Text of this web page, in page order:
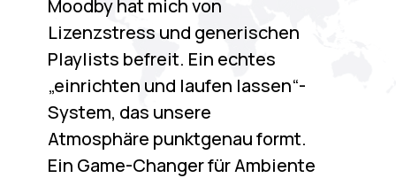
Moodby hat mich von
Lizenzstress und generischen
Playlists befreit. Ein echtes
„einrichten und laufen lassen“-
System, das unsere
Atmosphäre punktgenau formt.
Ein Game-Changer für Ambiente